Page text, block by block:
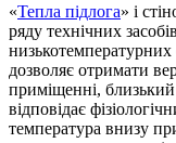
«Тепла підлога» і
ряду технічних
дозволяє отримати
приміщенні,
відповідає
температура внизу